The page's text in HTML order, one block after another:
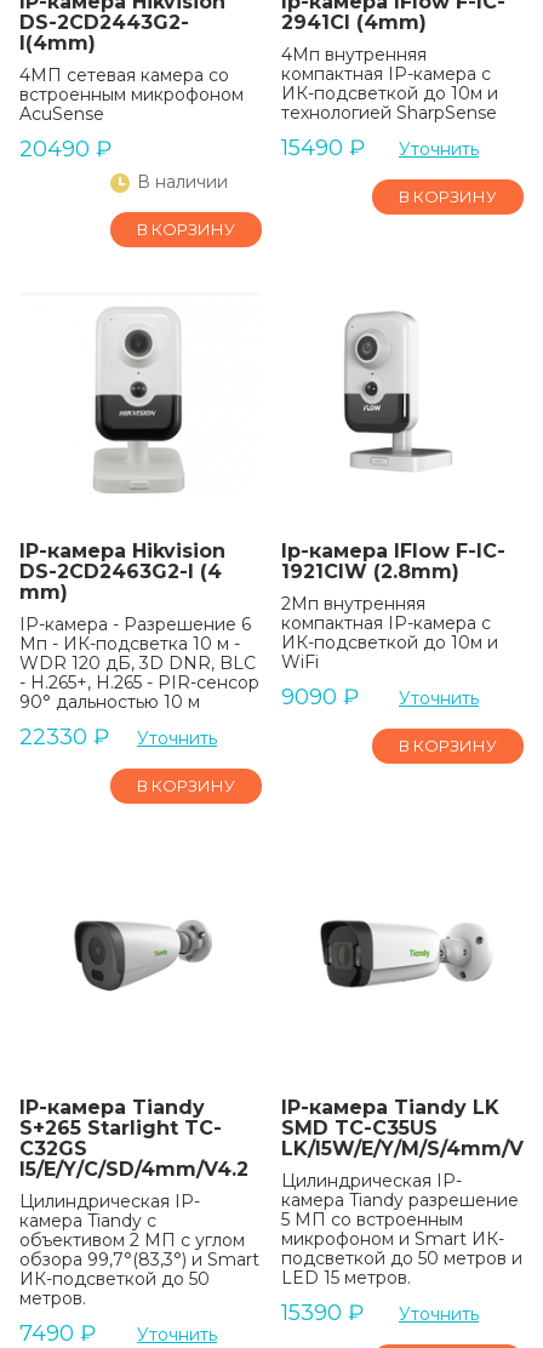
DS-2CD2443G2-
I(4mm)
4МП сетевая камера со
встроенным микрофоном
AcuSense
20490 ₽
В наличии
В КОРЗИНУ
2941CI (4mm)
4Мп внутренняя
компактная IP-камера c
ИК-подсветкой до 10м и
технологией SharpSense
15490 ₽ Уточнить
В КОРЗИНУ
IP-камера Hikvision
DS-2CD2463G2-I (4
mm)
IP-камера - Разрешение 6
Мп - ИК-подсветка 10 м -
WDR 120 дБ, 3D DNR, BLC
- H.265+, H.265 - PIR-сенсор
90° дальностью 10 м
22330 ₽ Уточнить
В КОРЗИНУ
Ip-камера IFlow F-IC-
1921CIW (2.8mm)
2Мп внутренняя
компактная IP-камера c
ИК-подсветкой до 10м и
WiFi
9090 ₽ Уточнить
В КОРЗИНУ
IP-камера Tiandy
S+265 Starlight TC-
C32GS
I5/E/Y/C/SD/4mm/V4.2
Цилиндрическая IP-
камера Tiandy с
объективом 2 МП с углом
обзора 99,7°(83,3°) и Smart
ИК-подсветкой до 50
метров.
7490 ₽ Уточнить
IP-камера Tiandy LK
SMD TC-C35US
LK/I5W/E/Y/M/S/4mm/
Цилиндрическая IP-
камера Tiandy разрешение
5 МП со встроенным
микрофоном и Smart ИК-
подсветкой до 50 метров и
LED 15 метров.
15390 ₽ Уточнить